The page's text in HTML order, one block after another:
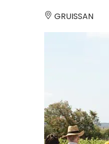
GRUISSAN